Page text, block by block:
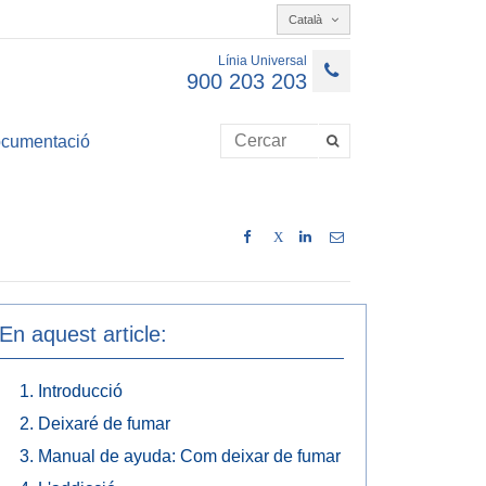
Català
Línia Universal
900 203 203
X
En aquest article:
Introducció
Deixaré de fumar
Manual de ayuda: Com deixar de fumar